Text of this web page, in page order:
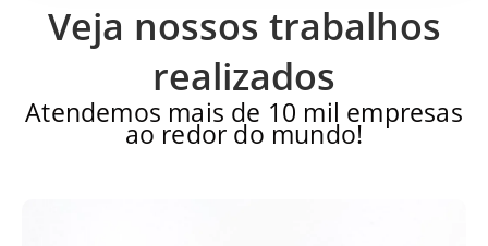
Veja nossos trabalhos
realizados
Atendemos mais de 10 mil empresas
ao redor do mundo!